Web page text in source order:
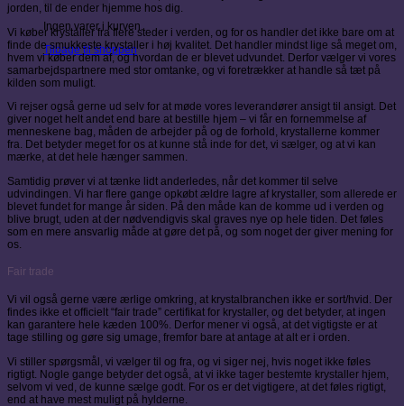
Ingen varer i kurven.
Tilbage til shoppen
jorden, til de ender hjemme hos dig.
Vi køber krystaller fra flere steder i verden, og for os handler det ikke bare om at
finde de smukkeste krystaller i høj kvalitet. Det handler mindst lige så meget om,
hvem vi køber dem af, og hvordan de er blevet udvundet. Derfor vælger vi vores
samarbejdspartnere med stor omtanke, og vi foretrækker at handle så tæt på
kilden som muligt.
Vi rejser også gerne ud selv for at møde vores leverandører ansigt til ansigt. Det
giver noget helt andet end bare at bestille hjem – vi får en fornemmelse af
menneskene bag, måden de arbejder på og de forhold, krystallerne kommer
fra. Det betyder meget for os at kunne stå inde for det, vi sælger, og at vi kan
mærke, at det hele hænger sammen.
Samtidig prøver vi at tænke lidt anderledes, når det kommer til selve
udvindingen. Vi har flere gange opkøbt ældre lagre af krystaller, som allerede er
blevet fundet for mange år siden. På den måde kan de komme ud i verden og
blive brugt, uden at der nødvendigvis skal graves nye op hele tiden. Det føles
som en mere ansvarlig måde at gøre det på, og som noget der giver mening for
os.
Fair trade
Vi vil også gerne være ærlige omkring, at krystalbranchen ikke er sort/hvid. Der
findes ikke et officielt “fair trade” certifikat for krystaller, og det betyder, at ingen
kan garantere hele kæden 100%. Derfor mener vi også, at det vigtigste er at
tage stilling og gøre sig umage, fremfor bare at antage at alt er i orden.
Vi stiller spørgsmål, vi vælger til og fra, og vi siger nej, hvis noget ikke føles
rigtigt. Nogle gange betyder det også, at vi ikke tager bestemte krystaller hjem,
selvom vi ved, de kunne sælge godt. For os er det vigtigere, at det føles rigtigt,
end at have mest muligt på hylderne.